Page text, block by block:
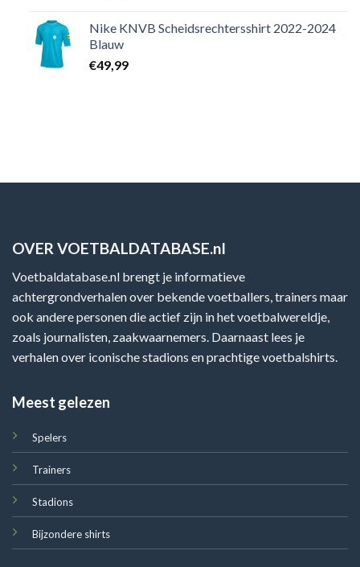
Nike KNVB Scheidsrechtersshirt 2022-2024
Blauw
€49,99
OVER VOETBALDATABASE.nl
Voetbaldatabase.nl brengt je informatieve
achtergrondverhalen over bekende voetballers, trainers maar
ook andere personen die actief zijn in het voetbalwereldje,
zoals journalisten, zaakwaarnemers. Daarnaast lees je
verhalen over iconische stadions en prachtige voetbalshirts.
Meest gelezen
Spelers
Trainers
Stadions
Bijzondere shirts